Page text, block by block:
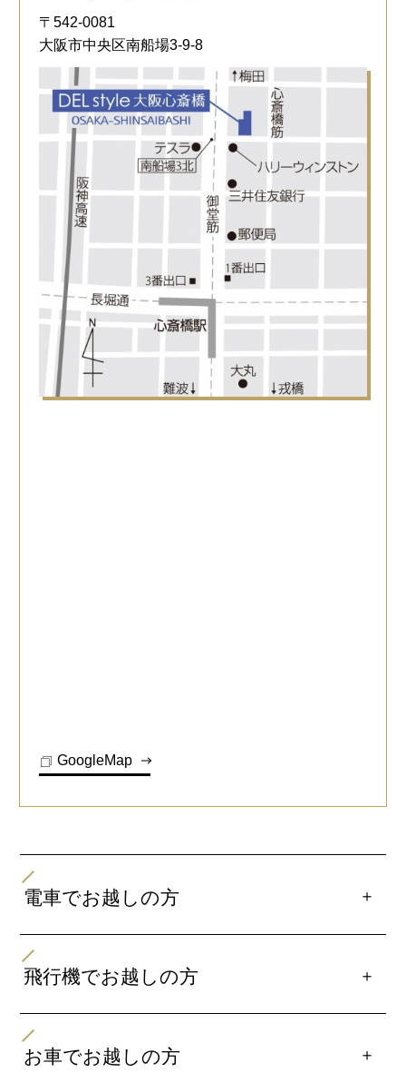
〒542-0081
大阪市中央区南船場3-9-8
GoogleMap
電車でお越しの方 ＋
り徒歩約3分
・Osaka Metro(地下鉄)中央線「本町駅」12号出口より
徒歩約6分
・Osaka Metro(地下鉄)四つ橋線「四ツ橋駅」2号出口よ
り徒歩約9分
飛行機でお越しの方 ＋
まで約30分、「梅田駅」よりOsaka Metro(地下鉄)御堂
筋線「心斎橋駅」まで約10分、下車後徒歩約3分
お車でお越しの方 ＋